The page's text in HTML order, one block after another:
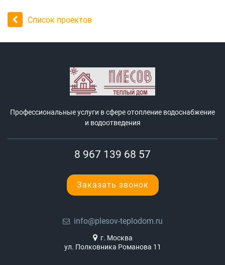
Список проектов
Профессиональные услуги в сфере отопление водоснабжение
и водоотведения
8 967 139 68 57
Заказать звонок
info@plesov-teplodom.ru
г. Москва
ул. Полковника Романова 11